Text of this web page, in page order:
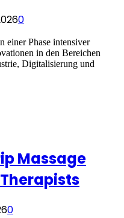
0
einer Phase intensiver
in den Bereichen
Digitalisierung und
Massage
0